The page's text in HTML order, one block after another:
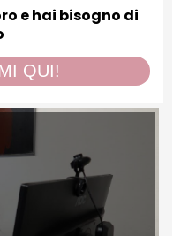
e hai bisogno di
QUI!